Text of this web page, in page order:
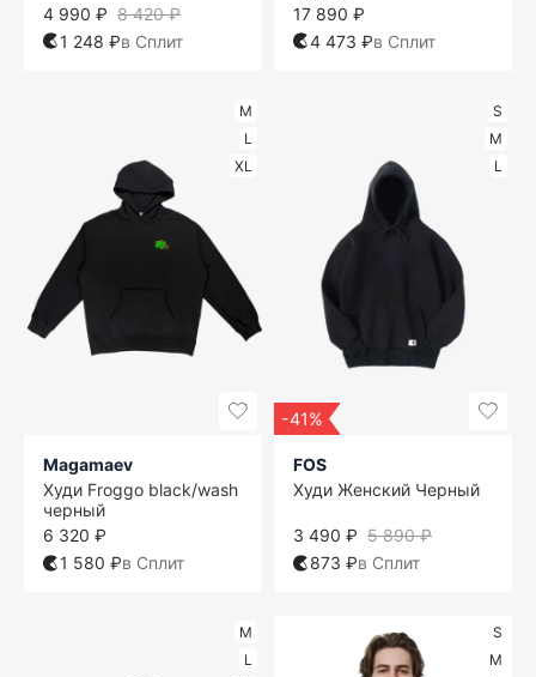
8 420 ₽
4 990 ₽
1 248 ₽в Сплит
17 890 ₽
4 473 ₽в Сплит
M
L
XL
Magamaev
Худи Froggo black/wash
черный
6 320 ₽
1 580 ₽в Сплит
S
M
L
-41%
FOS
Худи Женский Черный
5 890 ₽
3 490 ₽
873 ₽в Сплит
M
L
S
M